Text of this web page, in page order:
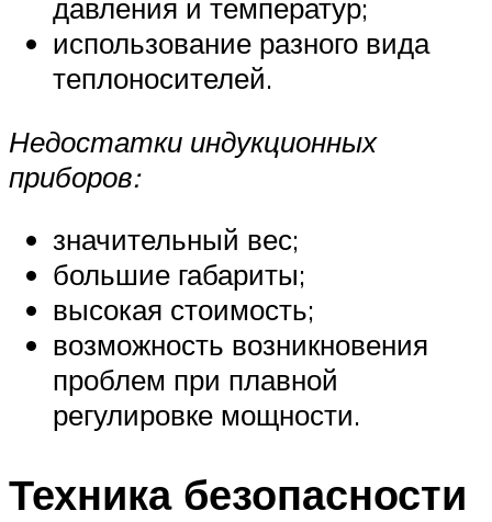
давления и температур;
использование разного вида
теплоносителей.
Недостатки индукционных
приборов:
значительный вес;
большие габариты;
высокая стоимость;
возможность возникновения
проблем при плавной
регулировке мощности.
Техника безопасности